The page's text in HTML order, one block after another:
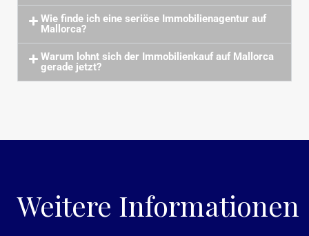
Wie finde ich eine seriöse Immobilienagentur auf
Mallorca?
Warum lohnt sich der Immobilienkauf auf Mallorca
gerade jetzt?
Weitere Informationen